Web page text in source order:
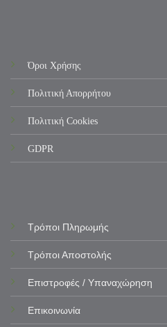
Όροι Χρήσης
Πολιτική Απορρήτου
Πολιτική Cookies
GDPR
Τρόποι Πληρωμής
Τρόποι Αποστολής
Επιστροφές / Υπαναχώρηση
Επικοινωνία